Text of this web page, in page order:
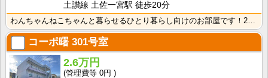
土讃線 土佐一宮駅 徒歩20分
わんちゃんねこちゃんと暮らせるひとり暮らし向けのお部屋です！2026年6月下旬、ネット無料（Wi-F･･･
コーポ曙 301号室
2.6万円
0円